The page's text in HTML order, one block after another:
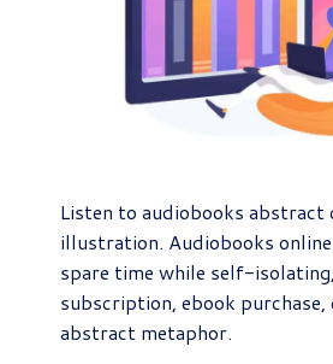
Listen to audiobooks abstract
illustration. Audiobooks
spare time while self-
subscription, ebook
abstract metaphor.